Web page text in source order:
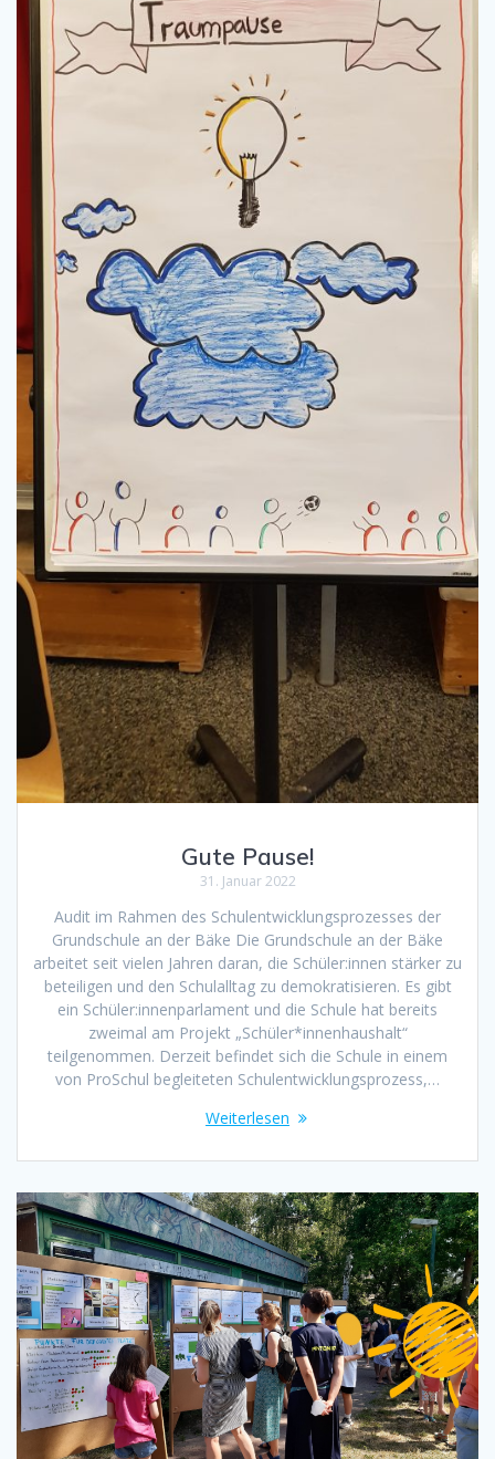
Gute Pause!
31. Januar 2022
Audit im Rahmen des Schulentwicklungsprozesses der
Grundschule an der Bäke Die Grundschule an der Bäke
arbeitet seit vielen Jahren daran, die Schüler:innen stärker zu
beteiligen und den Schulalltag zu demokratisieren. Es gibt
ein Schüler:innenparlament und die Schule hat bereits
zweimal am Projekt „Schüler*innenhaushalt“
teilgenommen. Derzeit befindet sich die Schule in einem
von ProSchul begleiteten Schulentwicklungsprozess,…
Weiterlesen